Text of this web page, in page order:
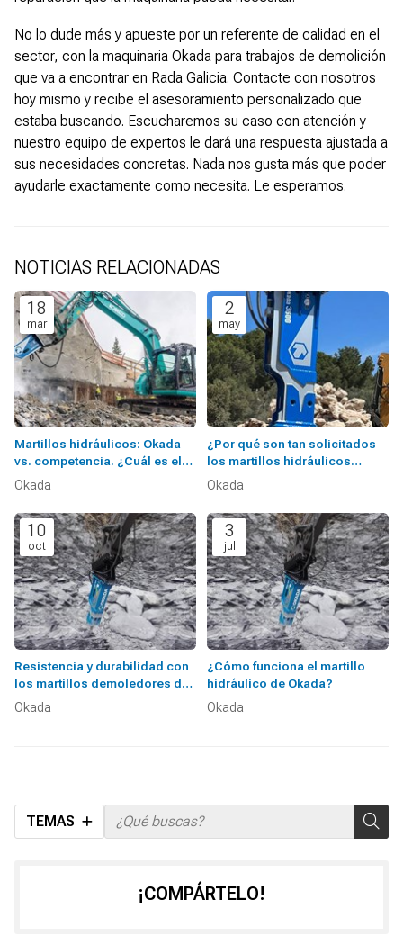
TEMAS
No lo dude más y apueste por un referente de calidad en el
sector, con la maquinaria Okada para trabajos de demolición
que va a encontrar en Rada Galicia. Contacte con nosotros
hoy mismo y recibe el asesoramiento personalizado que
estaba buscando. Escucharemos su caso con atención y
nuestro equipo de expertos le dará una respuesta ajustada a
sus necesidades concretas. Nada nos gusta más que poder
ayudarle exactamente como necesita. Le esperamos.
NOTICIAS RELACIONADAS
18
mar
Martillos hidráulicos: Okada
vs. competencia. ¿Cuál es el
mejor para su obra?
Okada
2
may
¿Por qué son tan solicitados
los martillos hidráulicos
Okada?
Okada
10
oct
Resistencia y durabilidad con
los martillos demoledores de
Okada
Okada
3
jul
¿Cómo funciona el martillo
hidráulico de Okada?
Okada
¡COMPÁRTELO!